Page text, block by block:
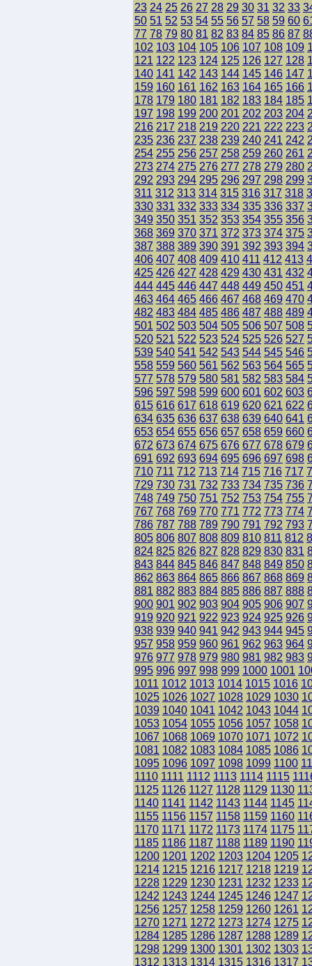
23 24 25 26 27 28 29 30 31 32 33
50 51 52 53 54 55 56 57 58 59 60
77 78 79 80 81 82 83 84 85 86 87
102 103 104 105 106 107 108 109
121 122 123 124 125 126 127 128
140 141 142 143 144 145 146 147
159 160 161 162 163 164 165 166
178 179 180 181 182 183 184 185
197 198 199 200 201 202 203 204
216 217 218 219 220 221 222 223
235 236 237 238 239 240 241 242
254 255 256 257 258 259 260 261
273 274 275 276 277 278 279 280
292 293 294 295 296 297 298 299
311 312 313 314 315 316 317 318
330 331 332 333 334 335 336 337
349 350 351 352 353 354 355 356
368 369 370 371 372 373 374 375
387 388 389 390 391 392 393 394
406 407 408 409 410 411 412 413
425 426 427 428 429 430 431 432
444 445 446 447 448 449 450 451
463 464 465 466 467 468 469 470
482 483 484 485 486 487 488 489
501 502 503 504 505 506 507 508
520 521 522 523 524 525 526 527
539 540 541 542 543 544 545 546
558 559 560 561 562 563 564 565
577 578 579 580 581 582 583 584
596 597 598 599 600 601 602 603
615 616 617 618 619 620 621 622
634 635 636 637 638 639 640 641
653 654 655 656 657 658 659 660
672 673 674 675 676 677 678 679
691 692 693 694 695 696 697 698
710 711 712 713 714 715 716 717
729 730 731 732 733 734 735 736
748 749 750 751 752 753 754 755
767 768 769 770 771 772 773 774
786 787 788 789 790 791 792 793
805 806 807 808 809 810 811 812
824 825 826 827 828 829 830 831
843 844 845 846 847 848 849 850
862 863 864 865 866 867 868 869
881 882 883 884 885 886 887 888
900 901 902 903 904 905 906 907
919 920 921 922 923 924 925 926
938 939 940 941 942 943 944 945
957 958 959 960 961 962 963 964
976 977 978 979 980 981 982 983
995 996 997 998 999 1000 1001
1011 1012 1013 1014 1015 1016
1025 1026 1027 1028 1029 1030
1039 1040 1041 1042 1043 1044
1053 1054 1055 1056 1057 1058
1067 1068 1069 1070 1071 1072
1081 1082 1083 1084 1085 1086
1095 1096 1097 1098 1099 1100
1110 1111 1112 1113 1114 1115
1125 1126 1127 1128 1129 1130
1140 1141 1142 1143 1144 1145
1155 1156 1157 1158 1159 1160
1170 1171 1172 1173 1174 1175
1185 1186 1187 1188 1189 1190
1200 1201 1202 1203 1204 1205
1214 1215 1216 1217 1218 1219
1228 1229 1230 1231 1232 1233
1242 1243 1244 1245 1246 1247
1256 1257 1258 1259 1260 1261
1270 1271 1272 1273 1274 1275
1284 1285 1286 1287 1288 1289
1298 1299 1300 1301 1302 1303
1312 1313 1314 1315 1316 1317